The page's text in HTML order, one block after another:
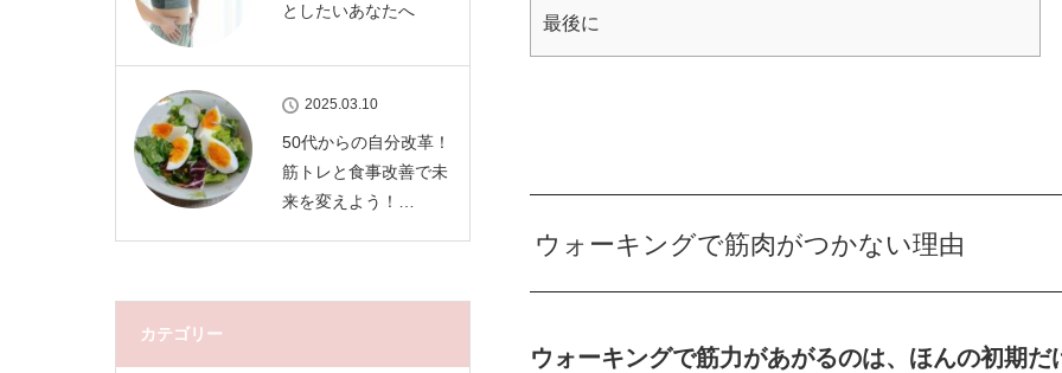
最後に
ウォーキングで筋肉がつかない理由
ウォーキングで筋力があがるのは、ほんの初期だ
としたいあなたへ
2025.03.10
50代からの自分改革！
筋トレと食事改善で未
来を変えよう！…
カテゴリー